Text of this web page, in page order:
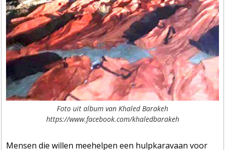
Foto uit album van Khaled Barakeh
https://www.facebook.com/khaledbarakeh
Mensen die willen meehelpen een hulpkaravaan voor